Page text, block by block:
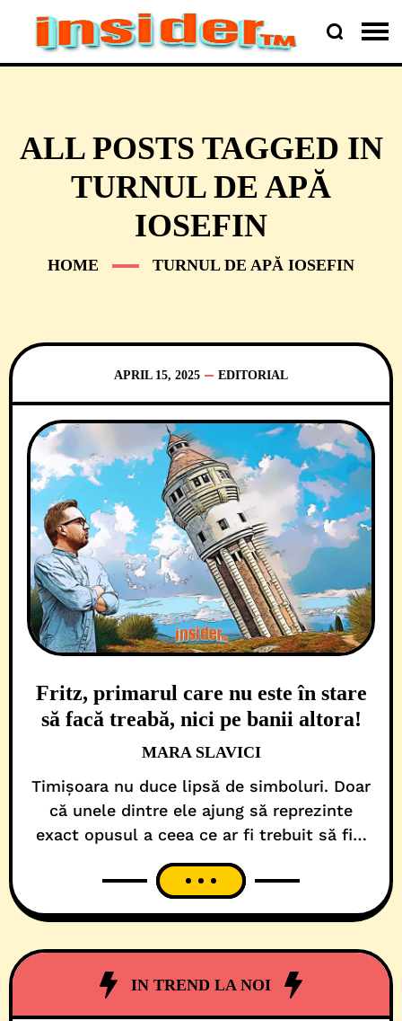
ALL POSTS TAGGED IN
TURNUL DE APĂ
IOSEFIN
HOME TURNUL DE APĂ IOSEFIN
APRIL 15, 2025 EDITORIAL
Fritz, primarul care nu este în stare
să facă treabă, nici pe banii altora!
MARA SLAVICI
Timișoara nu duce lipsă de simboluri. Doar
că unele dintre ele ajung să reprezinte
exact opusul a ceea ce ar fi trebuit să fie.
Turnul de Apă din Iosefin, monument
istoric și reper identitar pentru oraș, avea
avea proiect, avea scop.
IN TREND LA NOI